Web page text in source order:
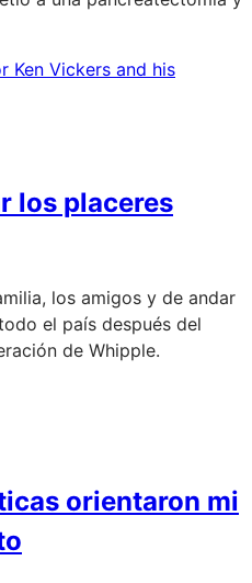
los placeres
los amigos y de andar
el país después del
de Whipple.
orientaron mi